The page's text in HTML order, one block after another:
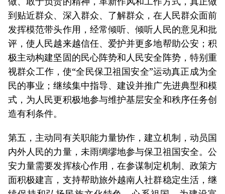
到贴近群众、深入群众、了解群众，在人民群众面前
发挥模范带头作用，经常倾听、倾听人民的意见和批
评，使人民越来越信任、爱护并更多地帮助公安；积
极主动构建坚固的民心阵势和人民安全阵势，特别重
视群众工作，使“全民保卫祖国安全”运动真正成为全
民的事业；继续集中指导、建设并推广先进典型和模
式，为人民更积极地参与维护基层安全和秩序任务创
造有利条件。
第五，主动同有关职能力量协作，建立机制，动员国
内外人民的力量，未雨绸缪地参与保卫祖国安全。公
安力量需要发挥核心作用，在参谋制定机制、政策方
面积极建言，支持帮助旅外越南人社群稳定生活，继